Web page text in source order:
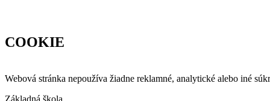
COOKIE
Webová stránka nepoužíva žiadne reklamné, analytické alebo iné